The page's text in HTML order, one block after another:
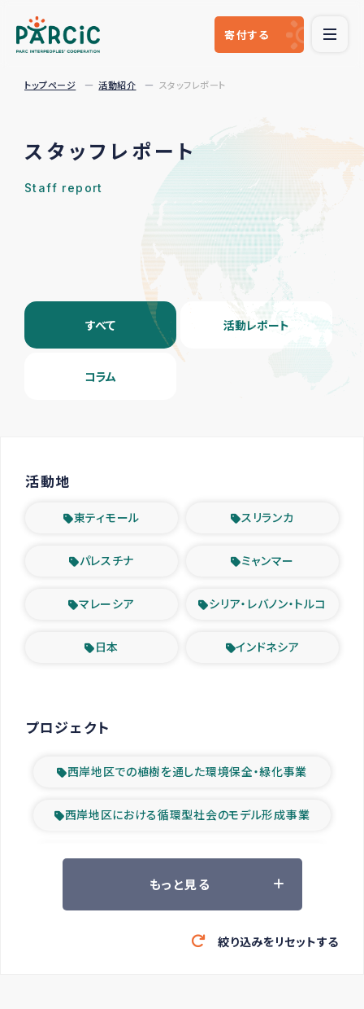
寄付する
トップページ 活動紹介 スタッフレポート
スタッフレポート
Staff report
すべて 活動レポート
コラム
活動地
東ティモール スリランカ
パレスチナ ミャンマー
マレーシア シリア・レバノン・トルコ
日本 インドネシア
プロジェクト
西岸地区での植樹を通した環境保全・緑化事業
西岸地区における循環型社会のモデル形成事業
ツアー参加者の声
緊急救援の時代
もっと見る
絞り込みをリセットする